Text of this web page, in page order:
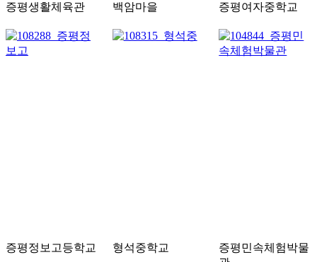
증평생활체육관 백암마을 증평여자중학교
증평정보고등학교 형석중학교
증평민속체험박물